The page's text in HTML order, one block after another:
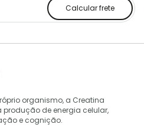
Calcular frete
organismo, a Creatina
de energia celular,
e cognição.